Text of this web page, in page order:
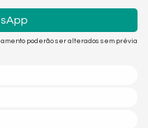
poderão ser alterados sem prévia